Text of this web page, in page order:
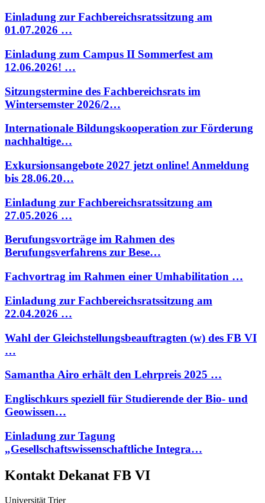
Einladung zur Fachbereichsratssitzung am
01.07.2026 …
Einladung zum Campus II Sommerfest am
12.06.2026! …
Sitzungstermine des Fachbereichsrats im
Wintersemster 2026/2…
Internationale Bildungskooperation zur Förderung
nachhaltige…
Exkursionsangebote 2027 jetzt online! Anmeldung
bis 28.06.20…
Einladung zur Fachbereichsratssitzung am
27.05.2026 …
Berufungsvorträge im Rahmen des
Berufungsverfahrens zur Bese…
Fachvortrag im Rahmen einer Umhabilitation …
Einladung zur Fachbereichsratssitzung am
22.04.2026 …
Wahl der Gleichstellungsbeauftragten (w) des FB VI
…
Samantha Airo erhält den Lehrpreis 2025 …
Englischkurs speziell für Studierende der Bio- und
Geowissen…
Einladung zur Tagung
„Gesellschaftswissenschaftliche Integra…
Kontakt Dekanat FB VI
Universität Trier